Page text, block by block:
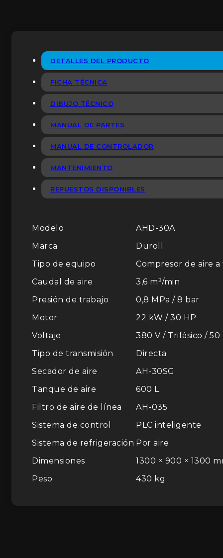
DETALLES DEL PRODUCTO
FICHA TÉCNICA
DIBUJO TÉCNICO
MANUAL DE PARTES
MANUAL DE CONTROLADOR
MANTENIMIENTO
REPUESTOS DISPONIBLES
Modelo
AHD-30A
Marca
Duroll
Tipo de equipo
Compresor de aire
Caudal de aire
3,6 m³/min
Presión de trabajo
0,8 MPa / 8 bar
Motor
22 kW / 30 HP
Voltaje
380 V / Trifásico / 50
Tipo de transmisión
Directa
Secador de aire
AH-30SG
Tanque de aire
600 L
Filtro de aire de línea
AH-035
Sistema de control
PLC inteligente
Sistema de refrigeración Por aire
Dimensiones
1300 × 900 × 1300
Peso
430 kg